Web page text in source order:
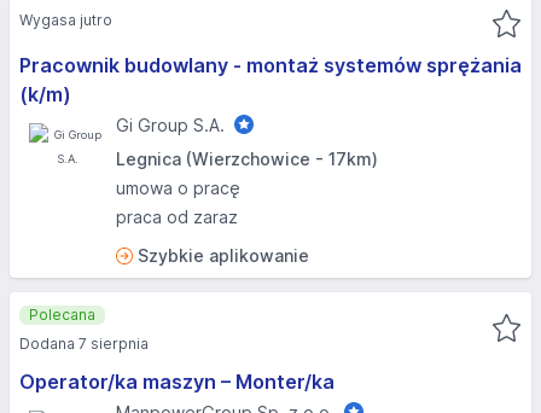
Pracownik budowlany - montaż systemów sprężania
(k/m)
Gi Group S.A.
Legnica (Wierzchowice - 17km)
umowa o pracę
praca od zaraz
Szybkie aplikowanie
Wygasa jutro
Operator/ka maszyn – Monter/ka
Polecana
Dodana 7 sierpnia